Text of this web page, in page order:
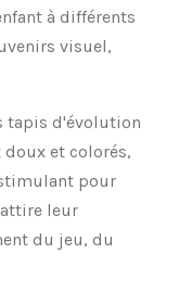
à différents
visuel,
tapis d'évolution
doux et colorés,
pour
leur
du jeu, du